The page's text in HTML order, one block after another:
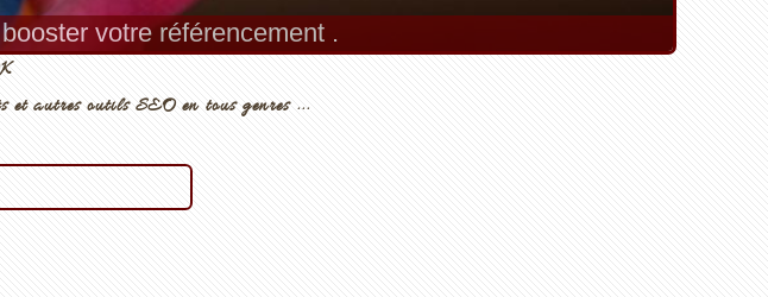
votre référencement .
et autres outils SEO en tous genres ...